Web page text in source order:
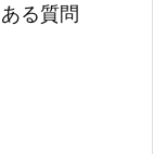
る質問